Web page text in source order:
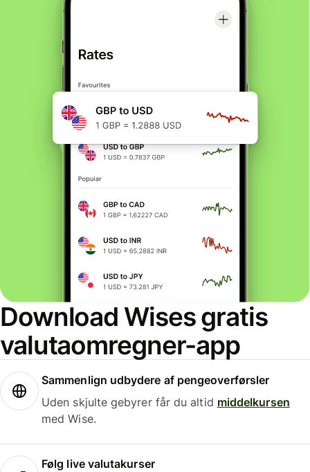
Download Wises gratis
valutaomregner-app
Sammenlign udbydere af pengeoverførsler
Uden skjulte gebyrer får du altid middelkursen
med Wise.
Følg live valutakurser